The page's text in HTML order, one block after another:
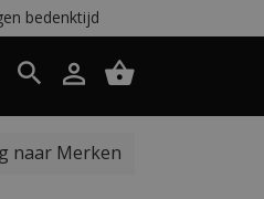
bedenktijd
naar Merken